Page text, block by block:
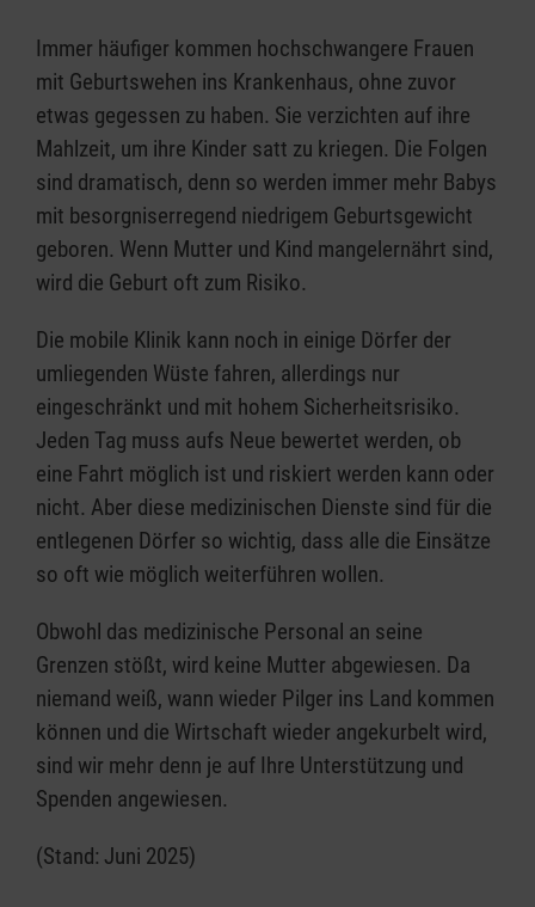
Immer häufiger kommen hochschwangere Frauen
mit Geburtswehen ins Krankenhaus, ohne zuvor
etwas gegessen zu haben. Sie verzichten auf ihre
Mahlzeit, um ihre Kinder satt zu kriegen. Die Folgen
sind dramatisch, denn so werden immer mehr Babys
mit besorgniserregend niedrigem Geburtsgewicht
geboren. Wenn Mutter und Kind mangelernährt sind,
wird die Geburt oft zum Risiko.
Die mobile Klinik kann noch in einige Dörfer der
umliegenden Wüste fahren, allerdings nur
eingeschränkt und mit hohem Sicherheitsrisiko.
Jeden Tag muss aufs Neue bewertet werden, ob
eine Fahrt möglich ist und riskiert werden kann oder
nicht. Aber diese medizinischen Dienste sind für die
entlegenen Dörfer so wichtig, dass alle die Einsätze
so oft wie möglich weiterführen wollen.
Obwohl das medizinische Personal an seine
Grenzen stößt, wird keine Mutter abgewiesen. Da
niemand weiß, wann wieder Pilger ins Land kommen
können und die Wirtschaft wieder angekurbelt wird,
sind wir mehr denn je auf Ihre Unterstützung und
Spenden angewiesen.
(Stand: Juni 2025)